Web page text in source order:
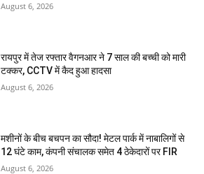
August 6, 2026
रायपुर में तेज रफ्तार वैगनआर ने 7 साल की बच्ची को मारी
टक्कर, CCTV में कैद हुआ हादसा
August 6, 2026
मशीनों के बीच बचपन का सौदा! मेटल पार्क में नाबालिगों से
12 घंटे काम, कंपनी संचालक समेत 4 ठेकेदारों पर FIR
August 6, 2026